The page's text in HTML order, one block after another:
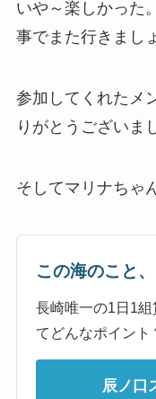
いや～楽しかった
事でまた行きまし
参加してくれたメ
りがとうございま
そしてマリナちゃ
この海のこと
長崎唯一の1日1
てどんなポイント
辰ノ口